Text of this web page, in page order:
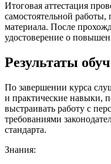
Итоговая аттестация
самостоятельной
материала. После
удостоверение о
Результаты
По завершении курса
и практические навыки,
выстраивать работу с
требованиями
стандарта.
Знания: